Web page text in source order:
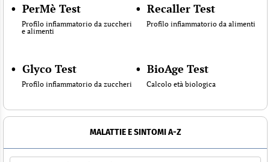
• PerMè Test
Profilo infiammatorio da zuccheri
e alimenti
• Recaller Test
Profilo infiammatorio da alimenti
• Glyco Test
Profilo infiammatorio da zuccheri
• BioAge Test
Calcolo età biologica
MALATTIE E SINTOMI A-Z